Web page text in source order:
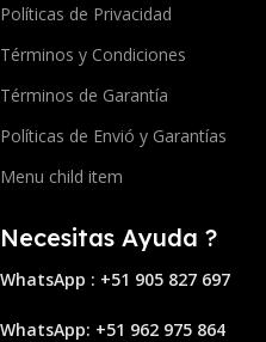
Políticas de Privacidad
Términos y Condiciones
Términos de Garantía
Políticas de Envió y Garantías
Menu child item
Necesitas Ayuda ?
WhatsApp : +51 905 827 697
WhatsApp: +51 962 975 864